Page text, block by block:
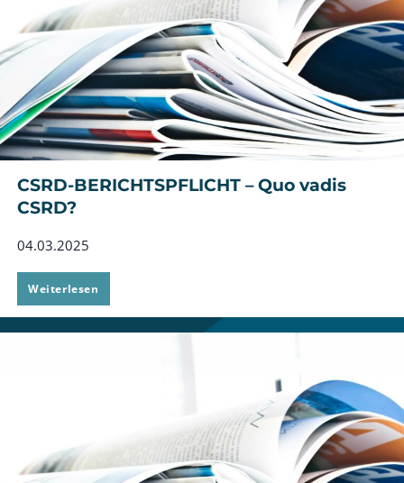
CSRD-BERICHTSPFLICHT – Quo vadis
CSRD?
04.03.2025
Weiterlesen
BERICHTSPFLICHT
–